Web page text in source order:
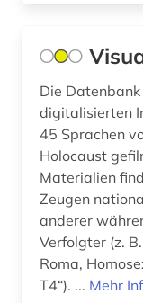
arktis (2)
artefakte (1)
Israel (6)
Italien (14)
Japan (2)
Kanada (2)
Kroatien (3)
Lettland (2)
Die
digitalisierten
45 Sprachen
Holocaust
Materialien
Zeugen
anderer
Verfolgter (z.
Roma,
T4“). ... Mehr